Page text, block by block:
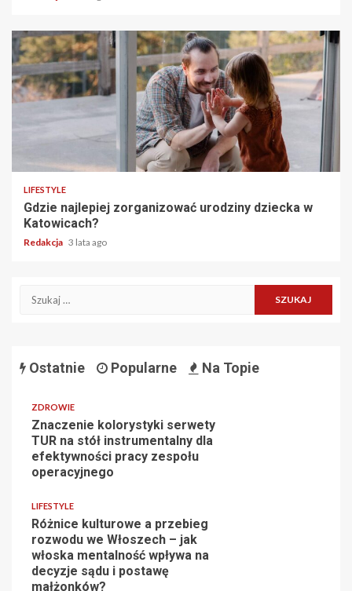
LIFESTYLE
Gdzie najlepiej zorganizować urodziny dziecka w
Katowicach?
Redakcja 3 lata ago
Szukaj:
Ostatnie Popularne Na Topie
ZDROWIE
Znaczenie kolorystyki serwety
TUR na stół instrumentalny dla
efektywności pracy zespołu
operacyjnego
LIFESTYLE
Różnice kulturowe a przebieg
rozwodu we Włoszech – jak
włoska mentalność wpływa na
decyzje sądu i postawę
małżonków?